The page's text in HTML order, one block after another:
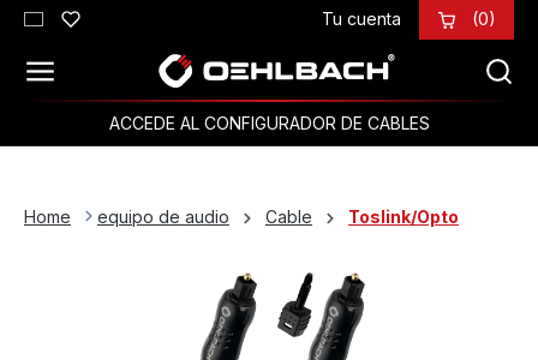
Saltar al contenido principal Tu cuenta (0)
ACCEDE AL CONFIGURADOR DE CABLES
Home equipo de audio Cable Toslink/Opto